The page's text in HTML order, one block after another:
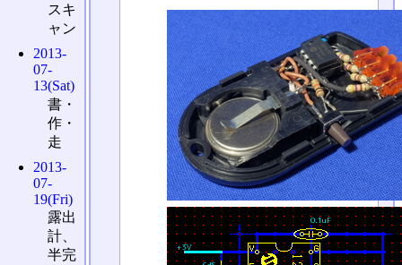
スキ
ャン
2013-
07-
13(Sat)
書・
作・
走
2013-
07-
19(Fri)
露出
計、
半完